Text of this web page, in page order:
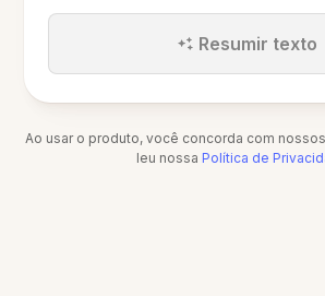
Resumir texto
Ao usar o produto, você concorda com nossos
leu nossa Política de